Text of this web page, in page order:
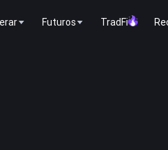
Futuros TradFi